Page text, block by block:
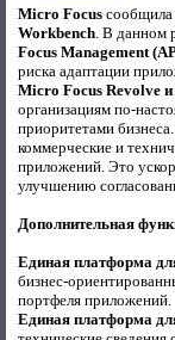
Micro Focus
Workbench. В данном
Focus Management
риска адаптации
Micro Focus Revolve
организациям по-
приоритетами
коммерческие и
приложений. Это
улучшению
Дополнительная
Единая платформа
бизнес-
портфеля приложений.
Единая платформа